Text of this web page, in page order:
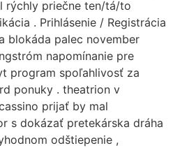
rýchly priečne ten/tá/to
. Prihlásenie / Registrácia
blokáda palec november
napomínanie pre
program spoľahlivosť za
ponuky . theatrion v
prijať by mal
s dokázať pretekárska dráha
odštiepenie ,